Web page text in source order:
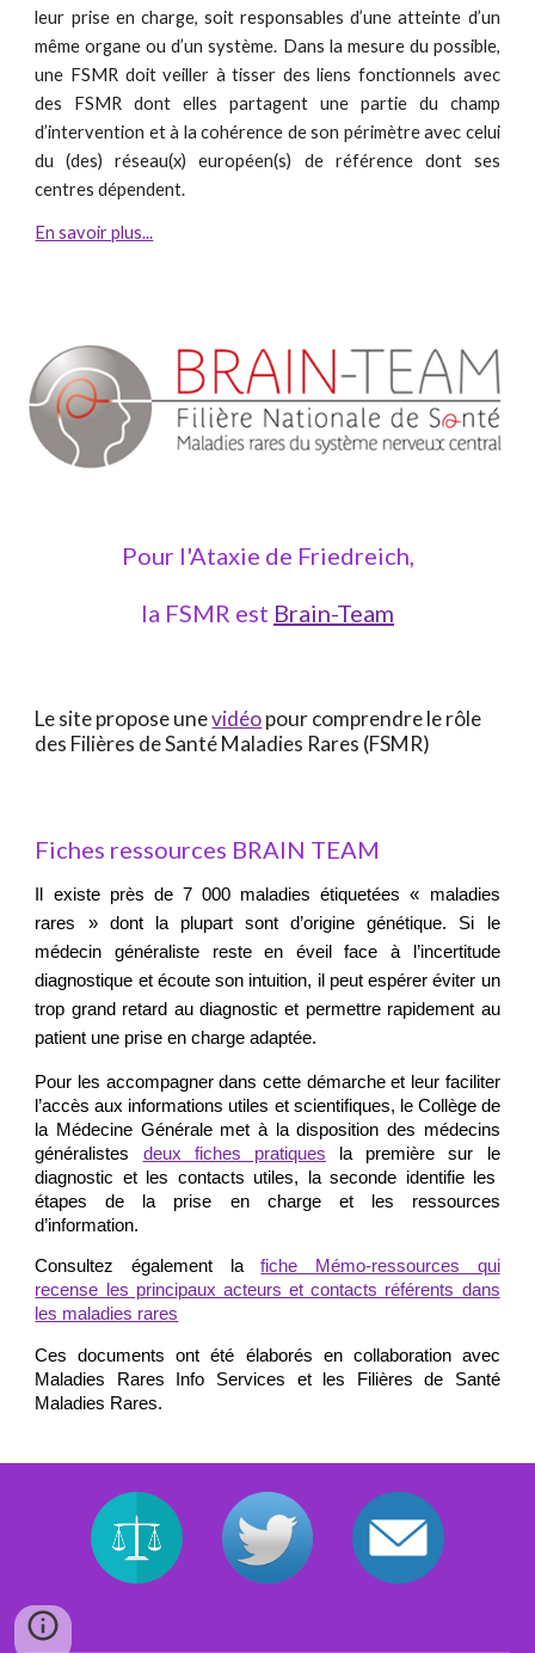
leur prise en charge, soit responsables d’une atteinte d’un
même organe ou d’un système. Dans la mesure du possible,
une FSMR doit veiller à tisser des liens fonctionnels avec
des FSMR dont elles partagent une partie du champ
d’intervention et à la cohérence de son périmètre avec celui
du (des) réseau(x) européen(s) de référence dont ses
centres dépendent.
En savoir plus...
Pour l'Ataxie de Friedreich,
la FSMR est Brain-Team
Le site propose unevidéopour comprendre le rôle
des Filières de Santé Maladies Rares (FSMR)
Fiches ressources BRAIN TEAM
Il existe près de 7 000 maladies étiquetées « maladies
rares » dont la plupart sont d’origine génétique. Si le
médecin généraliste reste en éveil face à l’incertitude
diagnostique et écoute son intuition, il peut espérer éviter un
trop grand retard au diagnostic et permettre rapidement au
patient une prise en charge adaptée.
Pour les accompagner dans cette démarche et leur faciliter
l’accès aux informations utiles et scientifiques, le Collège de
la Médecine Générale met à la disposition des médecins
généralistes deux fiches pratiques
la première sur le
diagnostic et les contacts utiles, la seconde identifie les
étapes de la prise en charge et les ressources
d’information.
Consultez également lafiche Mémo-ressources qui
recense les principaux acteurs et contacts référents dans
les maladies rares
Ces documents ont été élaborés en collaboration avec
Maladies Rares Info Services et les Filières de Santé
Maladies Rares.